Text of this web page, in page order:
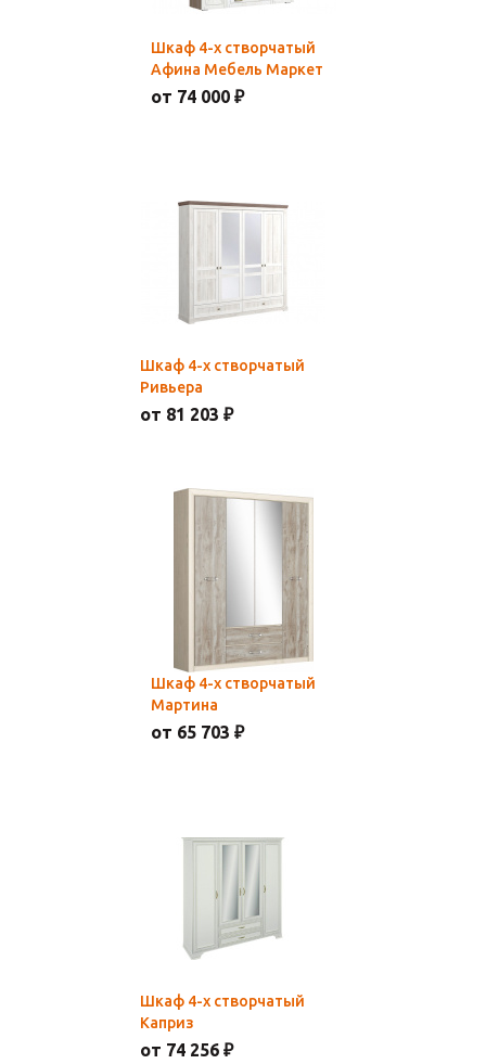
Шкаф 4-х створчатый
Афина Мебель Маркет
от 74 000 ₽
Шкаф 4-х створчатый
Ривьера
от 81 203 ₽
Шкаф 4-х створчатый
Мартина
от 65 703 ₽
Шкаф 4-х створчатый
Каприз
от 74 256 ₽